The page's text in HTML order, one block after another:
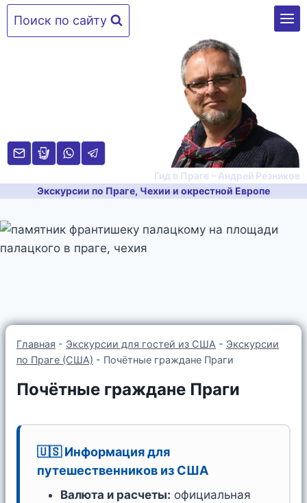
Перейти
Поиск по сайту
Гид в Праге – Андрей Резников
Экскурсии по Праге, Чехии и окрестной Европе
Главная - Экскурсии для гостей из США - Экскурсии
по Праге (США) - Почётные граждане Праги
Почётные граждане Праги
🇺🇸 Информация для
путешественников из США
Валюта и расчеты: официальная